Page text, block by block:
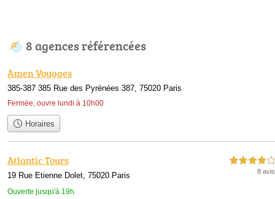
8 agences référencées
Amen Voyages
385-387 385 Rue des Pyrénées 387, 75020 Paris
Fermée, ouvre lundi à 10h00
Horaires
Atlantic Tours
19 Rue Etienne Dolet, 75020 Paris
Ouverte jusqu'à 19h
4,0 étoiles sur 5
8 avis